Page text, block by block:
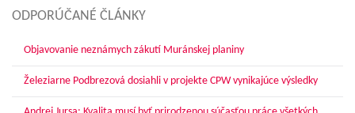
ODPORÚČANÉ ČLÁNKY
Objavovanie neznámych zákutí Muránskej planiny
Železiarne Podbrezová dosiahli v projekte CPW vynikajúce výsledky